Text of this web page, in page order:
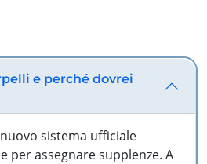
e perché dovrei
sistema ufficiale
per assegnare supplenze. A